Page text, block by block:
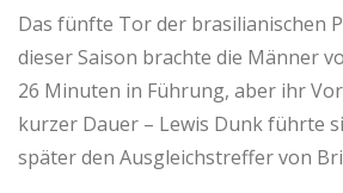
Das fünfte Tor der brasilianischen
dieser Saison brachte die Männer
26 Minuten in Führung, aber ihr
kurzer Dauer – Lewis Dunk führte
später den Ausgleichstreffer von